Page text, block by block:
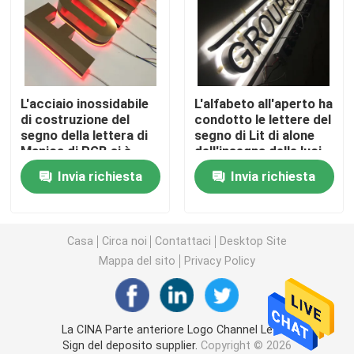
Lettere acriliche principali
insegna al neon su ordinazione
insegna al neon principale
Segno della lettera del metallo
Segno acrilico della lettera
Segno di numero civico
Segno anteriore del deposito
L'acciaio inossidabile
di costruzione del
segno della lettera di
Manica di RGB si è
illuminato
Invia richiesta
L'alfabeto all'aperto ha
condotto le lettere del
segno di Lit di alone
dell'insegna delle luci
della lettera
Invia richiesta
Casa Circa noi Contattaci
Desktop Site
Mappa del sito
Privacy Policy
La CINA Parte anteriore Logo Channel Letter
Sign del deposito supplier. Copyright © 2026